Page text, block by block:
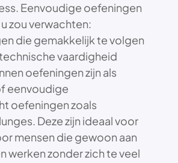
Eenvoudige oefeningen
zou verwachten:
die gemakkelijk te volgen
vaardigheid
oefeningen zijn als
eenvoudige
oefeningen zoals
Deze zijn ideaal voor
mensen die gewoon aan
werken zonder zich te veel